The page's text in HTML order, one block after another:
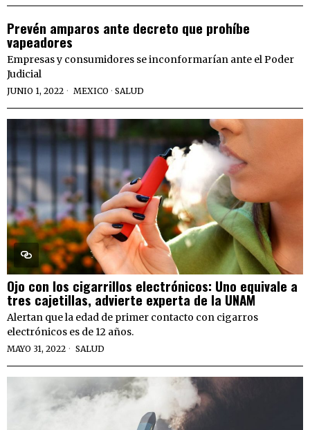
Prevén amparos ante decreto que prohíbe
vapeadores
Empresas y consumidores se inconformarían ante el Poder
Judicial
JUNIO 1, 2022 MEXICO · SALUD
Ojo con los cigarrillos electrónicos: Uno equivale a
tres cajetillas, advierte experta de la UNAM
Alertan que la edad de primer contacto con cigarros
electrónicos es de 12 años.
MAYO 31, 2022 SALUD